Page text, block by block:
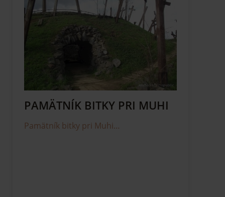
PAMÄTNÍK BITKY PRI MUHI
Pamätník bitky pri Muhi…